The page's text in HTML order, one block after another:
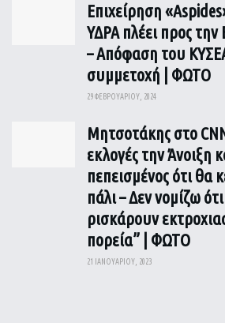
Επιχείρηση
ΥΔΡΑ πλέει προς
– Απόφαση του
συμμετοχή | ΦΩΤΟ
29 ΦΕΒΡΟΥΑΡΊΟΥ, 2024
Μητσοτάκης στο
εκλογές την Άνοιξη
πεπεισμένος ότι θα
πάλι – Δεν νομίζω
ρισκάρουν
πορεία” | ΦΩΤΟ
21 ΙΑΝΟΥΑΡΊΟΥ, 2023